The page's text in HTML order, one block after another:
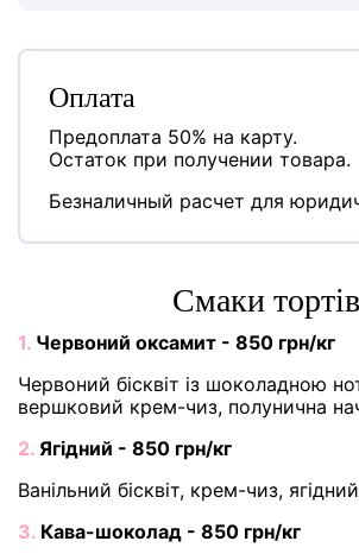
Оплата
Предоплата 50% на карту.
Остаток при получении товара.
Безналичный расчет для
Cмаки тортів
1. Червоний оксамит - 850 грн/кг
Червоний бісквіт із шоколадною
вершковий крем-чиз, полунична
2. Ягідний - 850 грн/кг
Ванільний бісквіт, крем-чиз,
3. Кава-шоколад - 850 грн/кг